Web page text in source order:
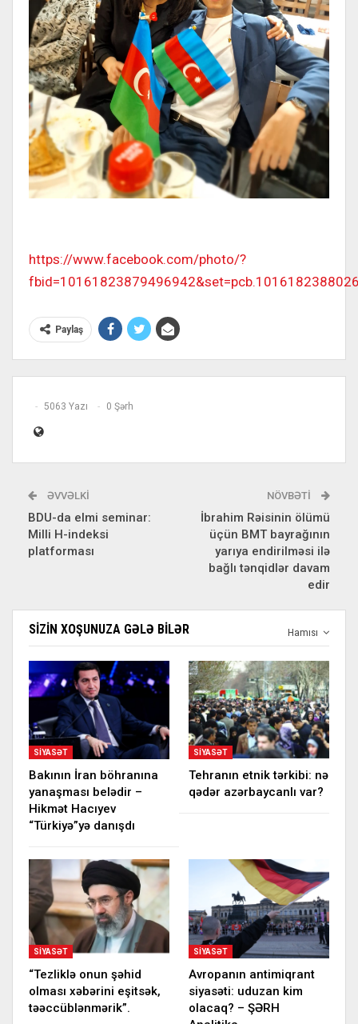
https://www.facebook.com/photo/?
Paylaş
5063 Yazı 0 Şərh
ƏVVƏLKI
BDU-da elmi seminar:
Milli H-indeksi
platforması
NÖVBƏTI
İbrahim Rəisinin ölümü
üçün BMT bayrağının
yarıya endirilməsi ilə
bağlı tənqidlər davam
edir
Hamısı
SIZIN XOŞUNUZA GƏLƏ BILƏR
SIYASƏT
Bakının İran böhranına
yanaşması belədir –
Hikmət Hacıyev
“Türkiyə”yə danışdı
SIYASƏT
Tehranın etnik tərkibi: nə
qədər azərbaycanlı var?
SIYASƏT
“Tezliklə onun şəhid
olması xəbərini eşitsək,
təəccüblənmərik”.
SIYASƏT
Avropanın antimiqrant
siyasəti: uduzan kim
olacaq? – ŞƏRH